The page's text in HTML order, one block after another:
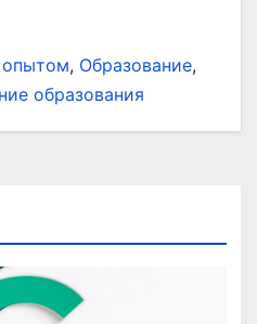
, Образование,
образования